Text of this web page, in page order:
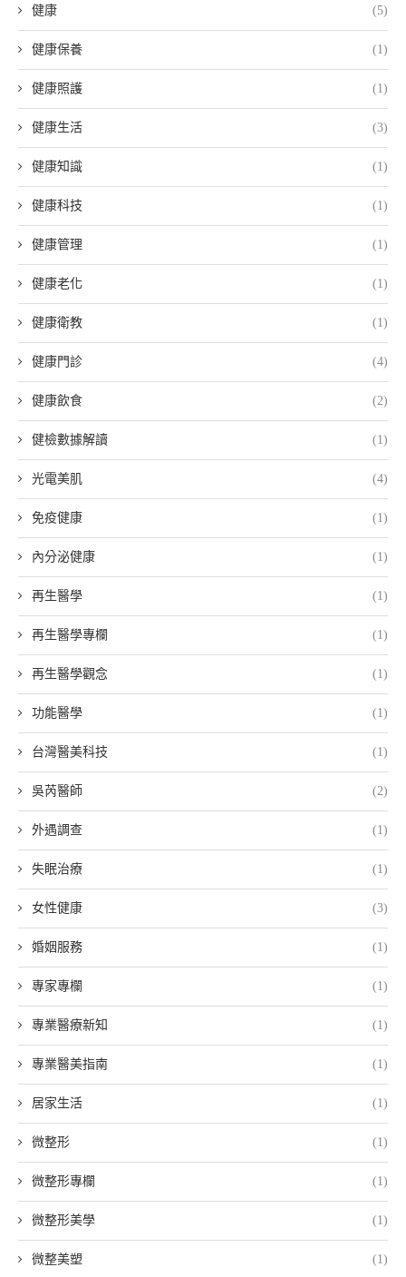
健康 (5)
健康保養 (1)
健康照護 (1)
健康生活 (3)
健康知識 (1)
健康科技 (1)
健康管理 (1)
健康老化 (1)
健康衛教 (1)
健康門診 (4)
健康飲食 (2)
健檢數據解讀 (1)
光電美肌 (4)
免疫健康 (1)
內分泌健康 (1)
再生醫學 (1)
再生醫學專欄 (1)
再生醫學觀念 (1)
功能醫學 (1)
台灣醫美科技 (1)
吳芮醫師 (2)
外遇調查 (1)
失眠治療 (1)
女性健康 (3)
婚姻服務 (1)
專家專欄 (1)
專業醫療新知 (1)
專業醫美指南 (1)
居家生活 (1)
微整形 (1)
微整形專欄 (1)
微整形美學 (1)
微整美塑 (1)